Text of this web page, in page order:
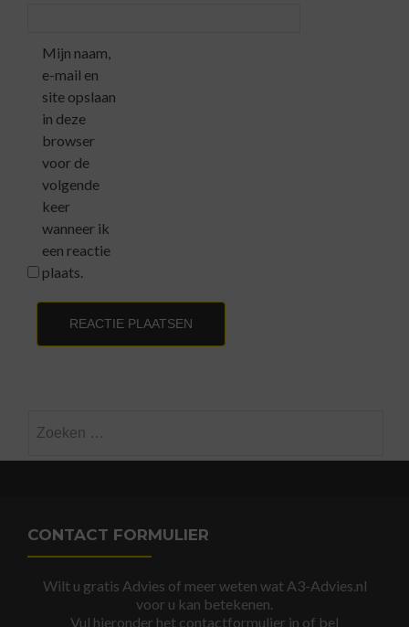
Mijn naam,
e-mail en
site opslaan
in deze
browser
voor de
volgende
keer
wanneer ik
een reactie
plaats.
naar:
CONTACT FORMULIER
Wilt u gratis Advies of meer weten wat A3-Advies.nl
voor u kan betekenen.
Vul hieronder het contactformulier in of bel